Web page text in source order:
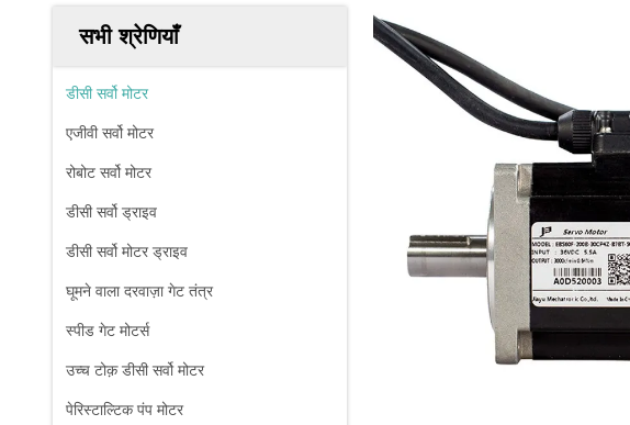
सभी श्रेणियाँ
डीसी सर्वो मोटर
एजीवी सर्वो मोटर
रोबोट सर्वो मोटर
डीसी सर्वो ड्राइव
डीसी सर्वो मोटर ड्राइव
घूमने वाला दरवाज़ा गेट तंत्र
स्पीड गेट मोटर्स
उच्च टोक़ डीसी सर्वो मोटर
पेरिस्टाल्टिक पंप मोटर